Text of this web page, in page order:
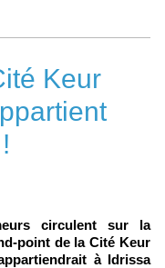
Keur
circulent sur la
point de la Cité Keur
à Idrissa